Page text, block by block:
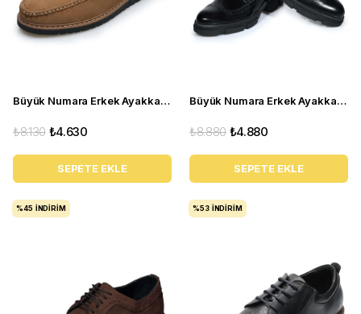
Büyük Numara Erkek Ayakkabı KRT103-2 Kum
₺4.630
₺8.130
SEPETE EKLE
Büyük Numara Erkek Ayakkabı CK713 Siyah Açma Deri
₺4.880
₺8.880
SEPETE EKLE
%45 İNDIRIM %53 İNDIRIM